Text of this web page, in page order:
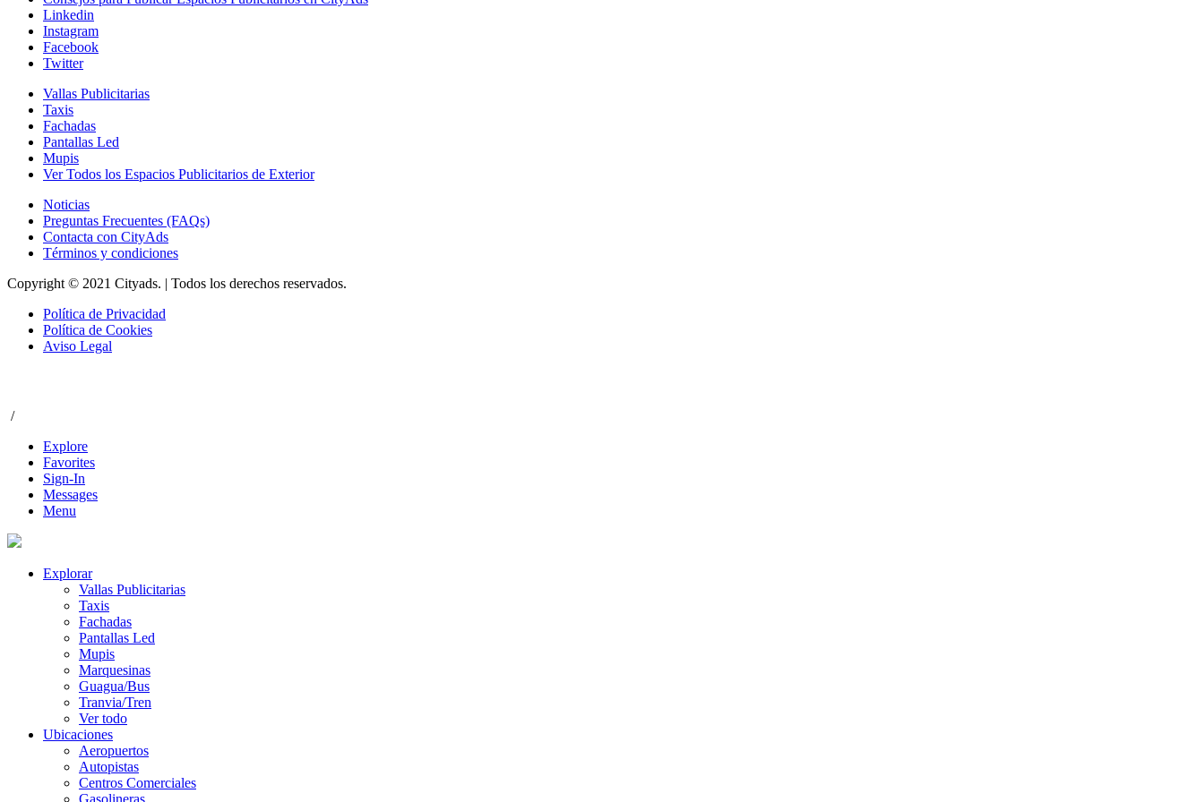
Linkedin
Instagram
Facebook
Twitter
Vallas Publicitarias
Taxis
Fachadas
Pantallas Led
Mupis
Ver Todos los Espacios Publicitarios de Exterior
Noticias
Preguntas Frecuentes (FAQs)
Contacta con CityAds
Términos y condiciones
Copyright © 2021 Cityads. | Todos los derechos reservados.
Política de Privacidad
Política de Cookies
Aviso Legal
/
Explore
Favorites
Sign-In
Messages
Menu
Explorar
Vallas Publicitarias
Taxis
Fachadas
Pantallas Led
Mupis
Marquesinas
Guagua/Bus
Tranvia/Tren
Ver todo
Ubicaciones
Aeropuertos
Autopistas
Centros Comerciales